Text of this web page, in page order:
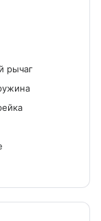
рычаг